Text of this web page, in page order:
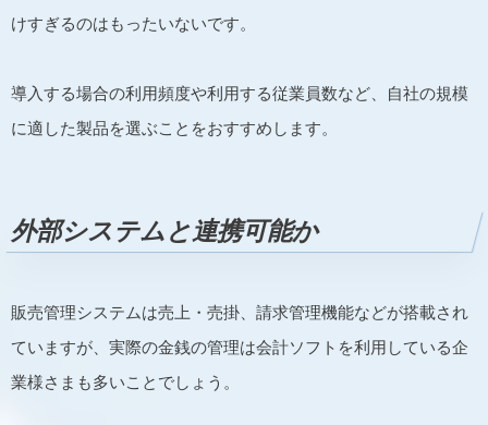
けすぎるのはもったいないです。
導入する場合の利用頻度や利用する従業員数など、自社の規模
に適した製品を選ぶことをおすすめします。
外部システムと連携可能か
販売管理システムは売上・売掛、請求管理機能などが搭載され
ていますが、実際の金銭の管理は会計ソフトを利用している企
業様さまも多いことでしょう。